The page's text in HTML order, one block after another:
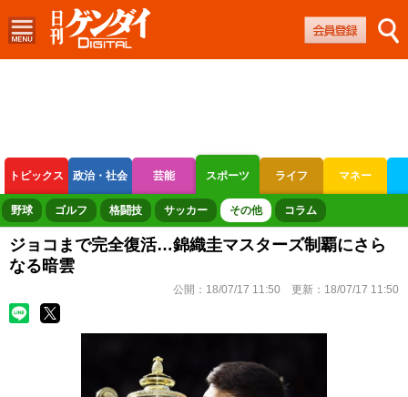
トピックス 政治・社会 芸能 スポーツ ライフ マネー
ボートレース 競輪 オートレース
野球 ゴルフ 格闘技 サッカー その他 コラム
ジョコまで完全復活…錦織圭マスターズ制覇にさら
なる暗雲
公開： 18/07/17 11:50 更新： 18/07/17 11:50